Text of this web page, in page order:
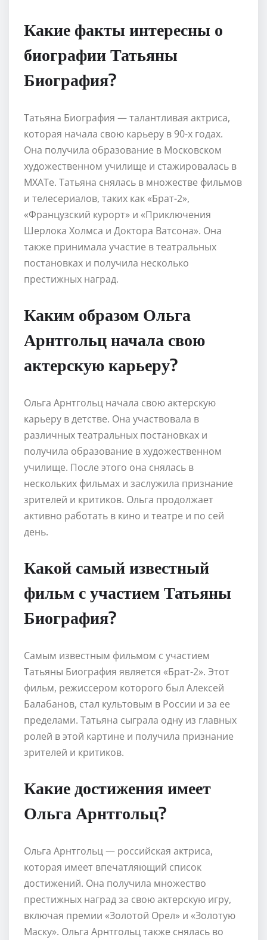
Какие факты интересны о
биографии Татьяны
Биография?
Татьяна Биография — талантливая актриса,
которая начала свою карьеру в 90-х годах.
Она получила образование в Московском
художественном училище и стажировалась в
МХАТе. Татьяна снялась в множестве фильмов
и телесериалов, таких как «Брат-2»,
«Французский курорт» и «Приключения
Шерлока Холмса и Доктора Ватсона». Она
также принимала участие в театральных
постановках и получила несколько
престижных наград.
Каким образом Ольга
Арнтгольц начала свою
актерскую карьеру?
Ольга Арнтгольц начала свою актерскую
карьеру в детстве. Она участвовала в
различных театральных постановках и
получила образование в художественном
училище. После этого она снялась в
нескольких фильмах и заслужила признание
зрителей и критиков. Ольга продолжает
активно работать в кино и театре и по сей
день.
Какой самый известный
фильм с участием Татьяны
Биография?
Самым известным фильмом с участием
Татьяны Биография является «Брат-2». Этот
фильм, режиссером которого был Алексей
Балабанов, стал культовым в России и за ее
пределами. Татьяна сыграла одну из главных
ролей в этой картине и получила признание
зрителей и критиков.
Какие достижения имеет
Ольга Арнтгольц?
Ольга Арнтгольц — российская актриса,
которая имеет впечатляющий список
достижений. Она получила множество
престижных наград за свою актерскую игру,
включая премии «Золотой Орел» и «Золотую
Маску». Ольга Арнтгольц также снялась во